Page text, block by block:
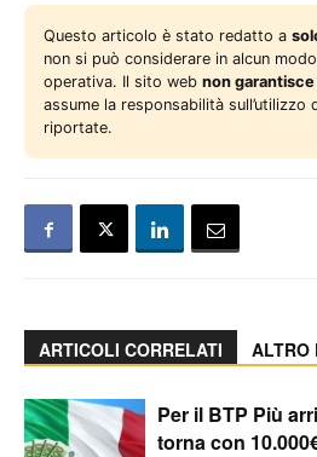
Questo articolo è stato redatto a
non si può considerare in alcun modo
operativa. Il sito web non garantisce
assume la responsabilità sull’utilizzo
riportate.
ARTICOLI CORRELATI ALTRO
Per il BTP Più
torna con